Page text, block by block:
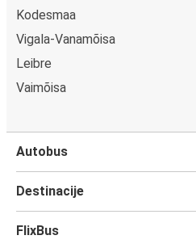
Kodesmaa
Vigala-Vanamõisa
Leibre
Vaimõisa
Autobus
Destinacije
FlixBus